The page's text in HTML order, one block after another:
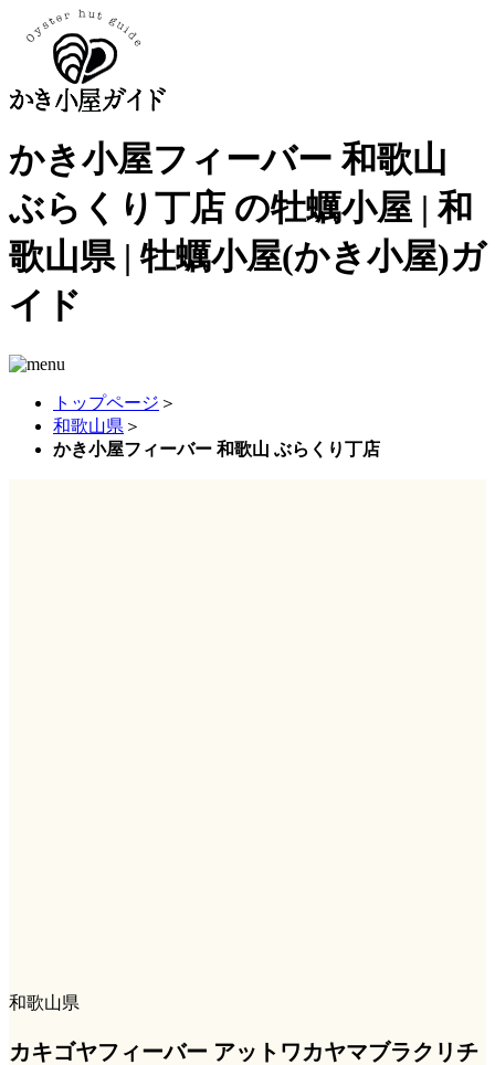
かき小屋フィーバー 和歌山
ぶらくり丁店 の牡蠣小屋 | 和
歌山県 | 牡蠣小屋(かき小屋)ガ
イド
トップページ ＞
和歌山県 ＞
かき小屋フィーバー 和歌山 ぶらくり丁店
和歌山県
カキゴヤフィーバー アットワカヤマブラクリチ